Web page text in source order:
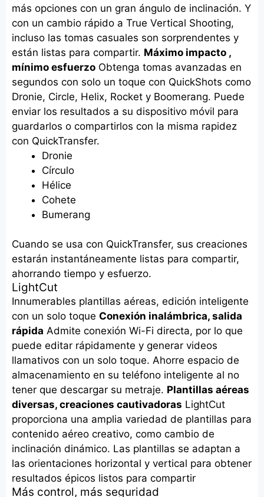
más opciones con un gran ángulo de inclinación. Y
con un cambio rápido a True Vertical Shooting,
incluso las tomas casuales son sorprendentes y
están listas para compartir. Máximo impacto ,
mínimo esfuerzo Obtenga tomas avanzadas en
segundos con solo un toque con QuickShots como
Dronie, Circle, Helix, Rocket y Boomerang. Puede
enviar los resultados a su dispositivo móvil para
guardarlos o compartirlos con la misma rapidez
con QuickTransfer.
Dronie
Círculo
Hélice
Cohete
Bumerang
Cuando se usa con QuickTransfer, sus creaciones
estarán instantáneamente listas para compartir,
ahorrando tiempo y esfuerzo.
LightCut
Innumerables plantillas aéreas, edición inteligente
con un solo toque Conexión inalámbrica, salida
rápida Admite conexión Wi-Fi directa, por lo que
puede editar rápidamente y generar videos
llamativos con un solo toque. Ahorre espacio de
almacenamiento en su teléfono inteligente al no
tener que descargar su metraje. Plantillas aéreas
diversas, creaciones cautivadoras LightCut
proporciona una amplia variedad de plantillas para
contenido aéreo creativo, como cambio de
inclinación dinámico. Las plantillas se adaptan a
las orientaciones horizontal y vertical para obtener
resultados épicos listos para compartir
Más control, más seguridad